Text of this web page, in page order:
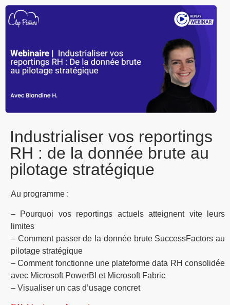
Industrialiser vos reportings
RH : de la donnée brute au
pilotage stratégique
Au programme :
– Pourquoi vos reportings actuels atteignent vite leurs
limites
– Comment passer de la donnée brute SuccessFactors au
pilotage stratégique
– Comment fonctionne une plateforme data RH consolidée
avec Microsoft PowerBI et Microsoft Fabric
– Visualiser un cas d’usage concret